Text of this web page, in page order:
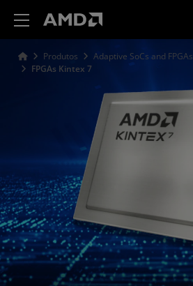
Produtos Adaptive SoCs and FPGAs
FPGAs Kintex 7